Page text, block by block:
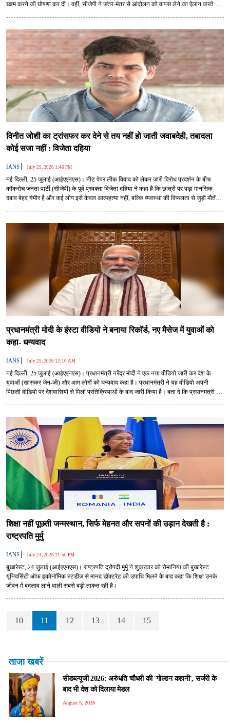
खत्म करने की घोषणा कर दी। वहीं, सीजेपी ने जंतर-मंतर से आंदोलन को वापस लेने का ऐलान करते हुए
विनीत जोशी का ट्रांसफर कर देने से तय नहीं हो जाती जवाबदेही, तबादला
कोई सजा नहीं : विजेता दहिया
IANS | July 25, 2026 1:46 PM
नई दिल्ली, 25 जुलाई (आईएएनएस)। नीट पेपर लीक विवाद को लेकर जारी विरोध प्रदर्शन के बीच
कॉकरोच जनता पार्टी (सीजेपी) के पूर्व प्रवक्ता विजेता दहिया ने कहा है कि छात्रों पर पड़ा मानसिक
दबाव बेहद गंभीर है और कई लोग इसे केवल आत्महत्या नहीं, बल्कि व्यवस्था की विफलता से जुड़ी मौतें
प्रधानमंत्री मोदी के इंस्टा वीडियो ने बनाया रिकॉर्ड, नए मैसेज में युवाओं को
कहा- धन्यवाद
IANS | July 25, 2026 12:10 AM
नई दिल्ली, 25 जुलाई (आईएएनएस)। प्रधानमंत्री नरेंद्र मोदी ने एक नया वीडियो जारी कर देश के
युवाओं (खासकर जेन-जी) और आम लोगों को धन्यवाद कहा है। प्रधानमंत्री ने यह वीडियो अपनी
पिछली वीडियो पर देशवासियों से मिली प्रतिक्रियाओं के बाद जारी किया है। बता दें कि प्रधानमंत्री के
शिक्षा नहीं पूछती जन्मस्थान, सिर्फ मेहनत और सपनों की उड़ान देखती है :
राष्ट्रपति मुर्मु
IANS | July 24, 2026 11:50 PM
बुखारेस्ट, 24 जुलाई (आईएएनएस)। राष्ट्रपति द्रौपदी मुर्मु ने शुक्रवार को रोमानिया की बुखारेस्ट
यूनिवर्सिटी ऑफ इकोनॉमिक स्टडीज से मानद डॉक्टरेट की उपाधि मिलने के बाद कहा कि शिक्षा उनके
जीवन में बदलाव लाने वाली सबसे बड़ी ताकत रही है।
10 11 12 13 14 15
ताजा खबरें
सीडब्ल्यूजी 2026: अरुंधति चौधरी की 'गोल्डन कहानी', सर्जरी के
बाद भी देश को दिलाया मेडल
August 5, 2026